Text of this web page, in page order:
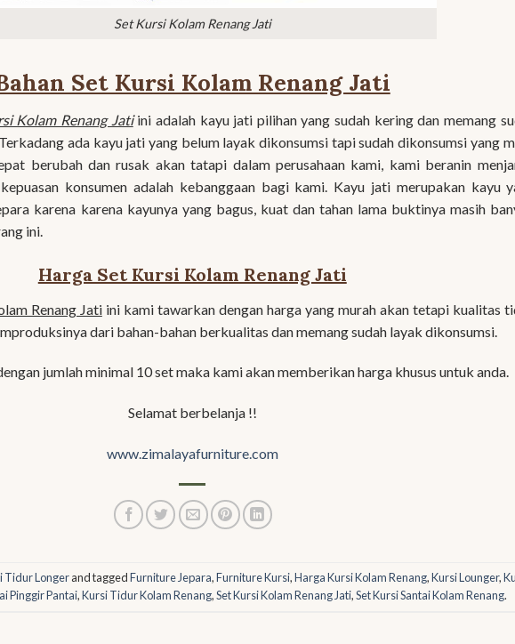
Set Kursi Kolam Renang Jati
Set Kursi Kolam Renang Jati
Kolam Renang Jatiini adalah kayu jati pilihan yang sudah kering dan memang
ada kayu jati yang belum layak dikonsumsi tapi sudah dikonsumsi yang
berubah dan rusak akan tatapi dalam perusahaan kami, kami beranin
konsumen adalah kebanggaan bagi kami. Kayu jati merupakan kayu
karena karena kayunya yang bagus, kuat dan tahan lama buktinya masih
ini.
Harga Set Kursi Kolam Renang Jati
Renang Jatiini kami tawarkan dengan harga yang murah akan tetapi kualitas
dari bahan-bahan berkualitas dan memang sudah layak dikonsumsi.
jumlah minimal 10 set maka kami akan memberikan harga khusus untuk anda.
Selamat berbelanja !!
www.zimalayafurniture.com
Tidur Longerand taggedFurniture Jepara,Furniture Kursi,Harga Kursi Kolam Renang,Kursi Lounger,
Pinggir Pantai,Kursi Tidur Kolam Renang,Set Kursi Kolam Renang Jati,Set Kursi Santai Kolam Renang.